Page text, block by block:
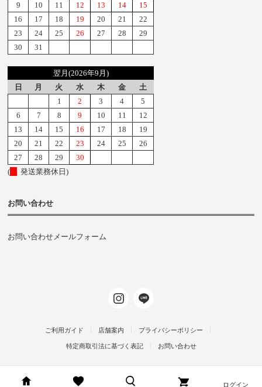
9
10 11 12 13 14
15
16
17 18 19 20 21
22
23
24 25 26 27 28
29
30
31
翌月(2026年9月)
日
月 火 水 木 金
土
1
2 3 4
5
6
7 8 9 10 11
12
13
14 15 16 17 18
19
20
21 22 23 24 25
26
27
28 29
30
(
発送業務休日)
お問い合わせ
お問い合わせメールフォーム
ご利用ガイド 店舗案内 プライバシーポリシー
特定商取引法に基づく表記 お問い合わせ
ログイン